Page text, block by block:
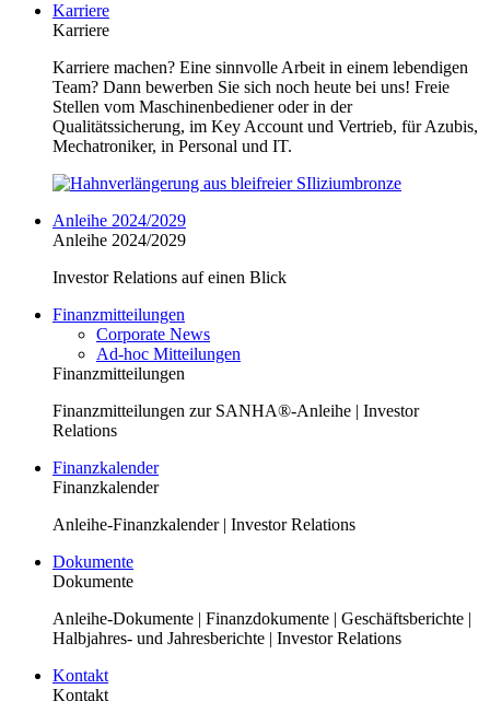
Karriere
Karriere
Karriere machen? Eine sinnvolle Arbeit in einem lebendigen
Team? Dann bewerben Sie sich noch heute bei uns! Freie
Stellen vom Maschinenbediener oder in der
Qualitätssicherung, im Key Account und Vertrieb, für Azubis,
Mechatroniker, in Personal und IT.
Anleihe 2024/2029
Anleihe 2024/2029
Investor Relations auf einen Blick
Finanzmitteilungen
Corporate News
Ad-hoc Mitteilungen
Finanzmitteilungen
Finanzmitteilungen zur SANHA®-Anleihe | Investor
Relations
Finanzkalender
Finanzkalender
Anleihe-Finanzkalender | Investor Relations
Dokumente
Dokumente
Anleihe-Dokumente | Finanzdokumente | Geschäftsberichte |
Halbjahres- und Jahresberichte | Investor Relations
Kontakt
Kontakt